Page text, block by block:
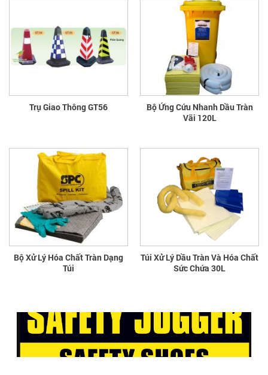
Trụ Giao Thông GT56
Bộ Ứng Cứu Nhanh Dầu Tràn
Vãi 120L
Bộ Xử Lý Hóa Chất Tràn Dạng
Túi
Túi Xử Lý Dầu Tràn Và Hóa Chất
Sức Chứa 30L